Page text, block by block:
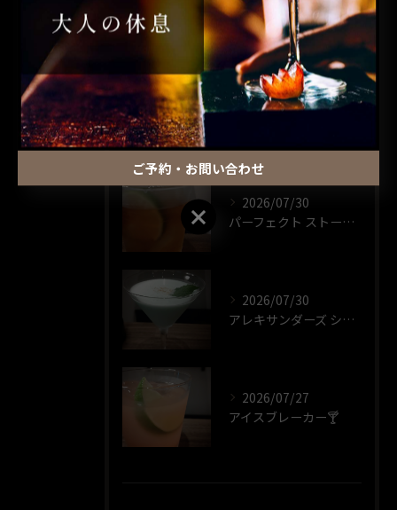
ウイスキー
最近の投稿
2026/07/30
パーフェクト ストーム🍸️
2026/07/30
アレキサンダーズ シスター🍸️
2026/07/27
アイスブレーカー🍸️
ご予約・お問い合わせ
ご予約・お問い合わせ